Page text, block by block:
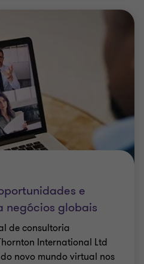
e
negócios globais
de consultoria
International Ltd
novo mundo virtual nos